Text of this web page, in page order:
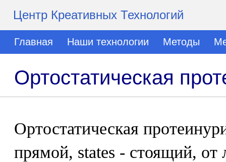
Центр Креативных Технологий
Главная Наши технологии Методы
Ортостатическая
Ортостатическая
прямой, states - стоящий, от